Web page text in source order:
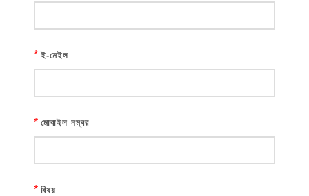
* ই-মেইল
* মোবাইল নম্বর
* বিষয়